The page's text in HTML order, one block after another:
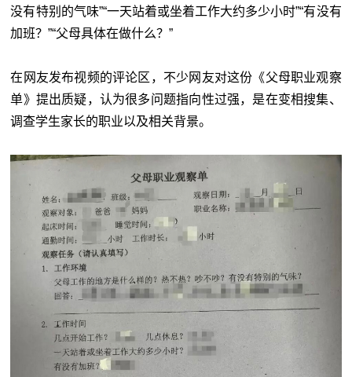
没有特别的气味”“一天站着或坐着工作大约多少小时”“有没有
加班？”“父母具体在做什么？”
在网友发布视频的评论区，不少网友对这份《父母职业观察
单》提出质疑，认为很多问题指向性过强，是在变相搜集、
调查学生家长的职业以及相关背景。